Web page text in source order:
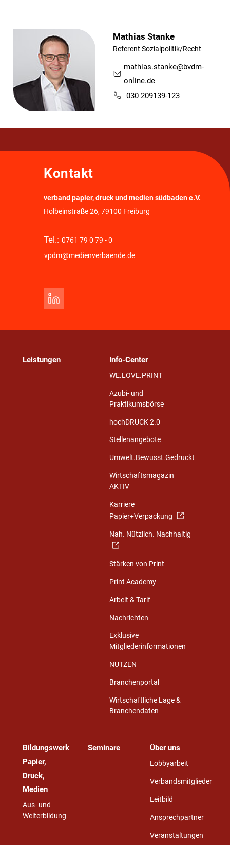
Mathias Stanke
Referent Sozialpolitik/Recht
mathias.stanke@bvdm-
online.de
030 209139-123
Kontakt
verband papier, druck und medien südbaden e.V.
Holbeinstraße 26, 79100 Freiburg
Tel.: 0761 79 0 79 - 0
vpdm@medienverbaende.de
Leistungen Info-Center
WE.LOVE.PRINT
Azubi- und
Praktikumsbörse
hochDRUCK 2.0
Stellenangebote
Umwelt.Bewusst.Gedruckt
Wirtschaftsmagazin
AKTIV
Karriere
Papier+Verpackung
Nah. Nützlich. Nachhaltig
Stärken von Print
Print Academy
Arbeit & Tarif
Nachrichten
Exklusive
Mitgliederinformationen
NUTZEN
Branchenportal
Wirtschaftliche Lage &
Branchendaten
Bildungswerk
Papier,
Druck,
Medien
Aus- und
Weiterbildung
Seminare Über uns
Lobbyarbeit
Verbandsmitglieder
Leitbild
Ansprechpartner
Veranstaltungen